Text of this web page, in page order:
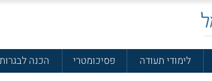
לימודי תעודה פסיכומטרי הכנה לבגרות